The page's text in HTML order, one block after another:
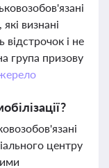
визнані
і не
група призову
центру